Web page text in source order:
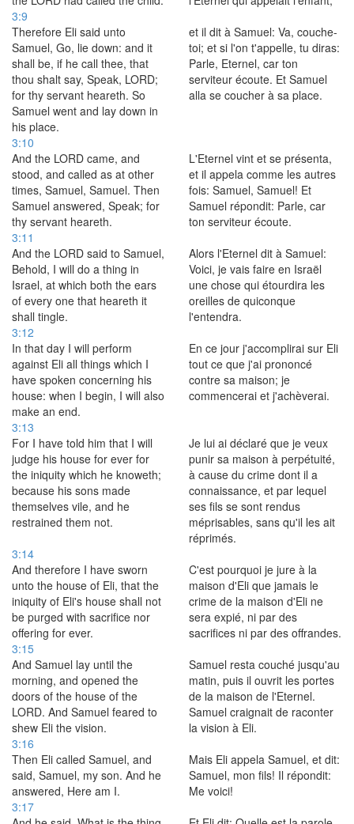
3:9
Therefore Eli said unto
Samuel, Go, lie down: and it
shall be, if he call thee, that
thou shalt say, Speak, LORD;
for thy servant heareth. So
Samuel went and lay down in
his place.
et il dit à Samuel: Va, couche-
toi; et si l'on t'appelle, tu diras:
Parle, Eternel, car ton
serviteur écoute. Et Samuel
alla se coucher à sa place.
3:10
And the LORD came, and
stood, and called as at other
times, Samuel, Samuel. Then
Samuel answered, Speak; for
thy servant heareth.
L'Eternel vint et se présenta,
et il appela comme les autres
fois: Samuel, Samuel! Et
Samuel répondit: Parle, car
ton serviteur écoute.
3:11
And the LORD said to Samuel,
Behold, I will do a thing in
Israel, at which both the ears
of every one that heareth it
shall tingle.
Alors l'Eternel dit à Samuel:
Voici, je vais faire en Israël
une chose qui étourdira les
oreilles de quiconque
l'entendra.
3:12
In that day I will perform
against Eli all things which I
have spoken concerning his
house: when I begin, I will also
make an end.
En ce jour j'accomplirai sur Eli
tout ce que j'ai prononcé
contre sa maison; je
commencerai et j'achèverai.
3:13
For I have told him that I will
judge his house for ever for
the iniquity which he knoweth;
because his sons made
themselves vile, and he
restrained them not.
Je lui ai déclaré que je veux
punir sa maison à perpétuité,
à cause du crime dont il a
connaissance, et par lequel
ses fils se sont rendus
méprisables, sans qu'il les ait
réprimés.
3:14
And therefore I have sworn
unto the house of Eli, that the
iniquity of Eli's house shall not
be purged with sacrifice nor
offering for ever.
C'est pourquoi je jure à la
maison d'Eli que jamais le
crime de la maison d'Eli ne
sera expié, ni par des
sacrifices ni par des offrandes.
3:15
And Samuel lay until the
morning, and opened the
doors of the house of the
LORD. And Samuel feared to
shew Eli the vision.
Samuel resta couché jusqu'au
matin, puis il ouvrit les portes
de la maison de l'Eternel.
Samuel craignait de raconter
la vision à Eli.
3:16
Then Eli called Samuel, and
said, Samuel, my son. And he
answered, Here am I.
Mais Eli appela Samuel, et dit:
Samuel, mon fils! Il répondit:
Me voici!
3:17